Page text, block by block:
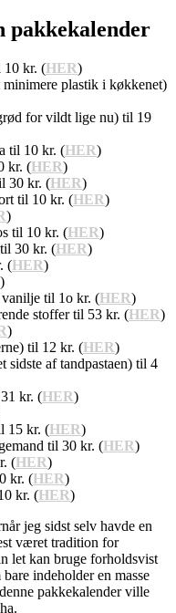
pakkekalender
10 kr. (HER)
plastik i køkkenet)
for vildt lige nu) til 19
til 10 kr. (HER)
kr. (HER)
30 kr. (HER)
til 10 kr. (HER)
)
til 10 kr. (HER)
30 kr. (HER)
(HER)
)
til 1o kr. (HER)
stoffer til 53 kr. (HER)
)
til 12 kr. (HER)
sidste af tandpastaen) til 4
kr. (HER)
15 kr. (HER)
til 30 kr. (HER)
(HER)
kr. (HER)
kr. (HER)
jeg sidst selv havde en
været tradition for
let kan bruge forholdsvist
indeholder en masse
pakkekalender ville